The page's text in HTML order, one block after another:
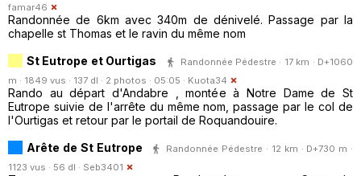
famar46
Randonnée de 6km avec 340m de dénivelé. Passage par la
chapelle st Thomas et le ravin du même nom
St Eutrope et Ourtigas
Randonnée Pédestre · 17 km · D+1060
m · 1849 vus · 137 dl · 2 photos · 05:05 · Kuota34
Rando au départ d'Andabre , montée à Notre Dame de St
Eutrope suivie de l'arrête du même nom, passage par le col de
l'Ourtigas et retour par le portail de Roquandouire.
Arête de St Eutrope
Randonnée Pédestre · 12 km · D+730 m ·
1123 vus · 56 dl · Seb3401